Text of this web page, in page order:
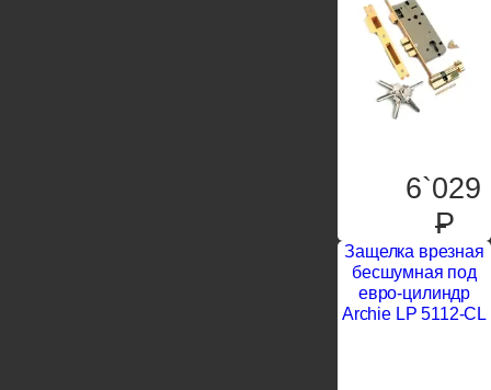
6`029
P
Защелка врезная
бесшумная под
евро-цилиндр
Archie LP 5112-CL